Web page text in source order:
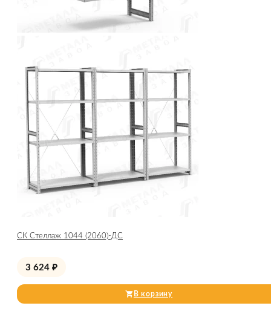
СК Стеллаж 1044 (2060)-ДС
3 624 ₽
В корзину